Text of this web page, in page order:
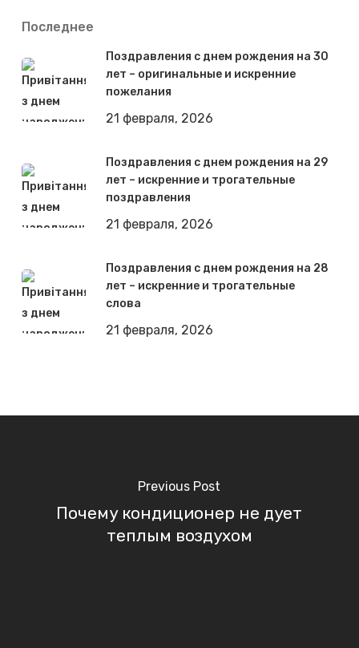
Последнее
Поздравления с днем рождения на 30
лет – оригинальные и искренние
пожелания
21 февраля, 2026
Поздравления с днем рождения на 29
лет – искренние и трогательные
поздравления
21 февраля, 2026
Поздравления с днем рождения на 28
лет – искренние и трогательные
слова
21 февраля, 2026
Previous Post
Почему кондиционер не дует
теплым воздухом